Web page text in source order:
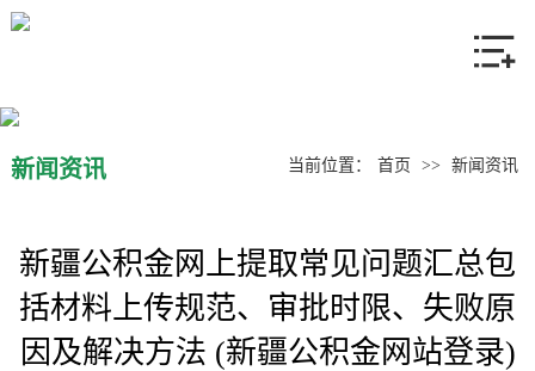
产品中心
联系我们
新闻资讯 当前位置： 首页 >> 新闻资讯
新疆公积金网上提取常见问题汇总包
括材料上传规范、审批时限、失败原
因及解决方法 (新疆公积金网站登录)